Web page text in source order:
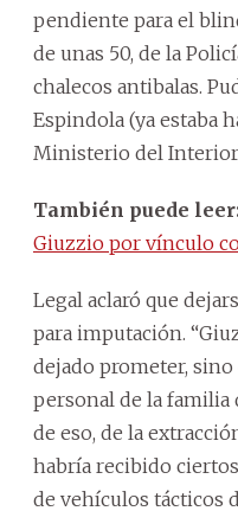
pendiente para el
de unas 50, de la
chalecos antibalas.
Espindola (ya estaba
Ministerio del
También puede
Giuzzio por vínculo
Legal aclaró que
para imputación.
dejado prometer,
personal de la familia
de eso, de la
habría recibido
de vehículos tácticos